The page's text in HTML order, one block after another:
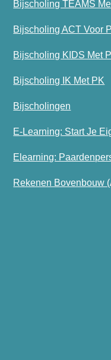
Bijscholing TEAMS
Bijscholing ACT Voor
Bijscholing KIDS Met
Bijscholing IK Met PK
Bijscholingen
E-Learning: Start Je
Elearning:
Rekenen Bovenbouw